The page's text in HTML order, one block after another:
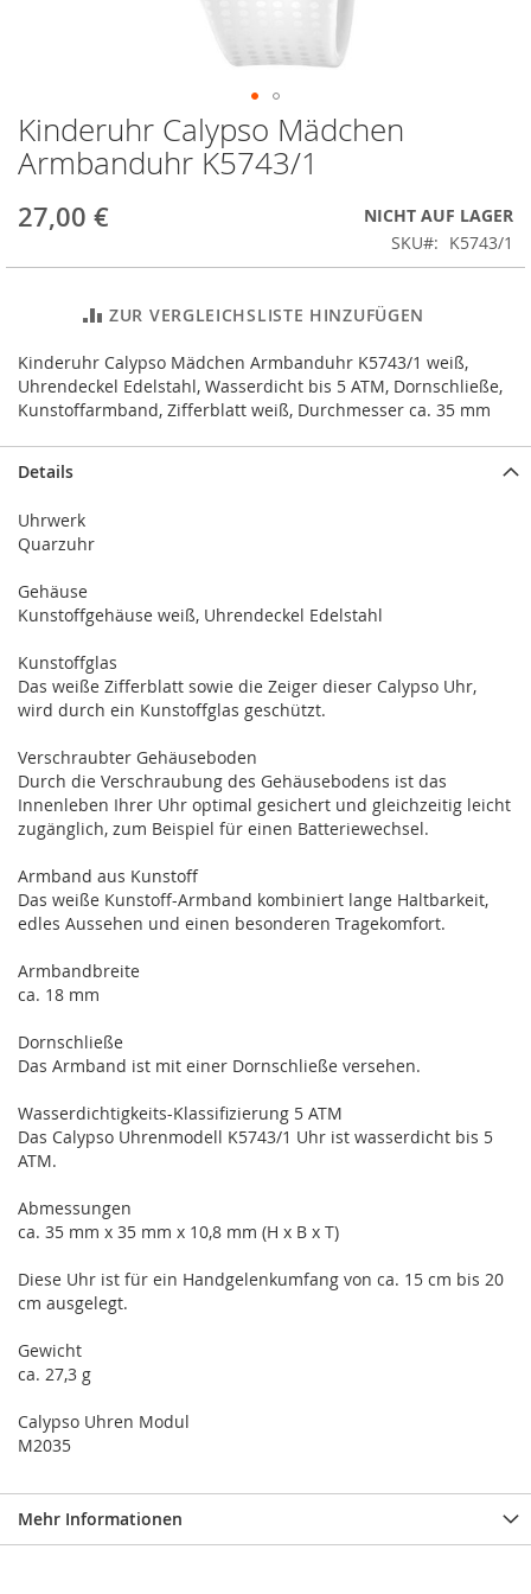
Zum
Anfang
der
springen
Kinderuhr Calypso Mädchen
Armbanduhr K5743/1
27,00 €
NICHT AUF LAGER
SKU
K5743/1
ZUR VERGLEICHSLISTE HINZUFÜGEN
Kinderuhr Calypso Mädchen Armbanduhr K5743/1 weiß,
Uhrendeckel Edelstahl, Wasserdicht bis 5 ATM, Dornschließe,
Kunstoffarmband, Zifferblatt weiß, Durchmesser ca. 35 mm
Details
Uhrwerk
Quarzuhr
Gehäuse
Kunstoffgehäuse weiß, Uhrendeckel Edelstahl
Kunstoffglas
Das weiße Zifferblatt sowie die Zeiger dieser Calypso Uhr,
wird durch ein Kunstoffglas geschützt.
Verschraubter Gehäuseboden
Durch die Verschraubung des Gehäusebodens ist das
Innenleben Ihrer Uhr optimal gesichert und gleichzeitig leicht
zugänglich, zum Beispiel für einen Batteriewechsel.
Armband aus Kunstoff
Das weiße Kunstoff-Armband kombiniert lange Haltbarkeit,
edles Aussehen und einen besonderen Tragekomfort.
Armbandbreite
ca. 18 mm
Dornschließe
Das Armband ist mit einer Dornschließe versehen.
Wasserdichtigkeits-Klassifizierung 5 ATM
Das Calypso Uhrenmodell K5743/1 Uhr ist wasserdicht bis 5
ATM.
Abmessungen
ca. 35 mm x 35 mm x 10,8 mm (H x B x T)
Diese Uhr ist für ein Handgelenkumfang von ca. 15 cm bis 20
cm ausgelegt.
Gewicht
ca. 27,3 g
Calypso Uhren Modul
M2035
Mehr Informationen